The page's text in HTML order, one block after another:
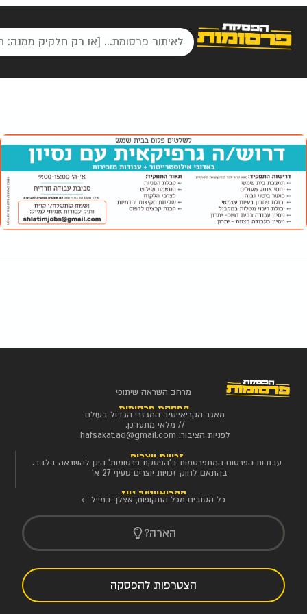
מרחב השראה שיתופי
הפסקת פרסומות
מאגר הקריאייטיב המגזרי הגדול בעולם
// מלאי מתעדכן.
לפניות הציבור: hafsakat.ad@gmail.com
זכויות יוצרים
עבודות הפרסום המתפרסמות ב'הפסקת פרסומות' הינן להשראה בלבד.
בהתאם לחוק זכויות יוצרים סעיף 27 א'
הקריאייטיב ניוז
כל הטובים מכל התקופות, אצלך במייל ←
הארה?
הצטרפות להפסקה